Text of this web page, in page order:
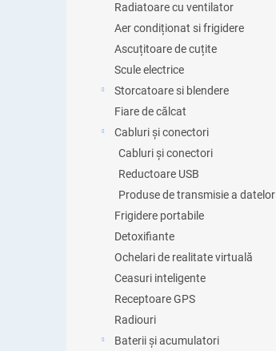
Radiatoare cu ventilator
Aer condiționat si frigidere
Ascuțitoare de cuțite
Scule electrice
Storcatoare si blendere
Fiare de călcat
Cabluri și conectori
Cabluri și conectori
Reductoare USB
Produse de transmisie a datelor
Frigidere portabile
Detoxifiante
Ochelari de realitate virtuală
Ceasuri inteligente
Receptoare GPS
Radiouri
Baterii și acumulatori